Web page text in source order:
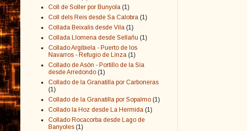
Coll de Soller por Bunyola (1)
Coll dels Reis desde Sa Calobra (1)
Collada Beixalis desde Vila (1)
Collada Llomena desde Sellañu (1)
Collado Argibiela - Puerto de los
Navarros - Refugio de Linza (1)
Collado de Asón - Portillo de la Sía
desde Arredondo (1)
Collado de la Granatilla por Carboneras
(1)
Collado de la Granatilla por Sopalmo (1)
Collado la Hoz desde La Hermida (1)
Collado Rocacorba desde Lago de
Banyoles (1)